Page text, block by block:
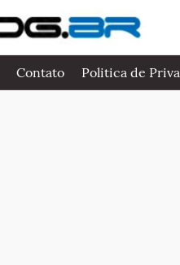
Contato Politica de